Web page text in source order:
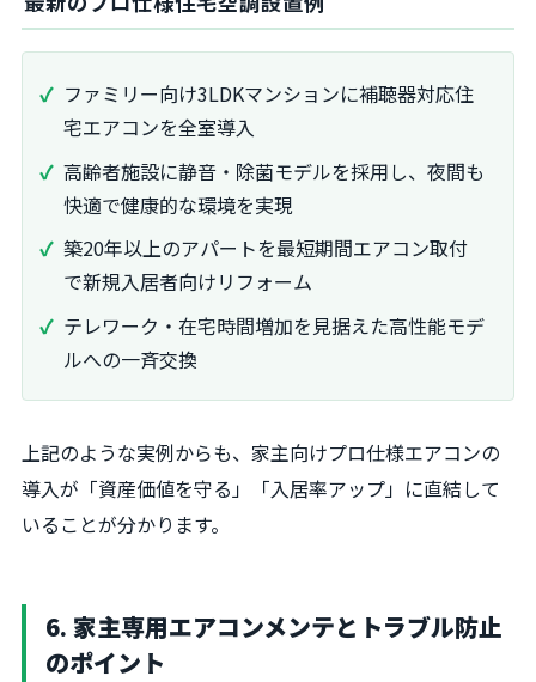
ファミリー向け3LDKマンションに補聴器対応住
宅エアコンを全室導入
高齢者施設に静音・除菌モデルを採用し、夜間も
快適で健康的な環境を実現
築20年以上のアパートを最短期間エアコン取付
で新規入居者向けリフォーム
テレワーク・在宅時間増加を見据えた高性能モデ
ルへの一斉交換
上記のような実例からも、家主向けプロ仕様エアコンの
導入が「資産価値を守る」「入居率アップ」に直結して
いることが分かります。
6. 家主専用エアコンメンテとトラブル防止
のポイント